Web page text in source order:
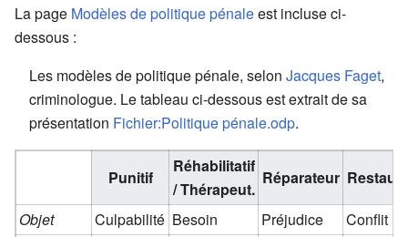
La page Modèles de politique pénaleest incluse ci-
dessous :
Les modèles de politique pénale, selon Jacques Faget,
criminologue. Le tableau ci-dessous est extrait de sa
présentation Fichier:Politique pénale.odp.
Punitif
Réhabilitatif
/ Thérapeut.
Réparateur
Objet
Culpabilité Besoin Préjudice
Conflit